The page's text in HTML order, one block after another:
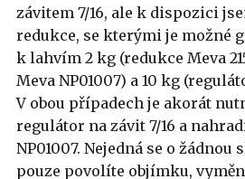
závitem 7/16, ale k dispozici
redukce, se kterými je možné
k lahvím 2 kg (redukce Meva
Meva NP01007) a 10 kg
V obou případech je akorát
regulátor na závit 7/16 a
NP01007. Nejedná se o
pouze povolíte objímku,